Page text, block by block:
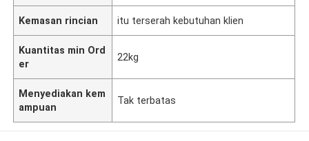
Kemasan rincian itu terserah kebutuhan klien
Kuantitas min Ord
er
22kg
Menyediakan kem
ampuan
Tak terbatas